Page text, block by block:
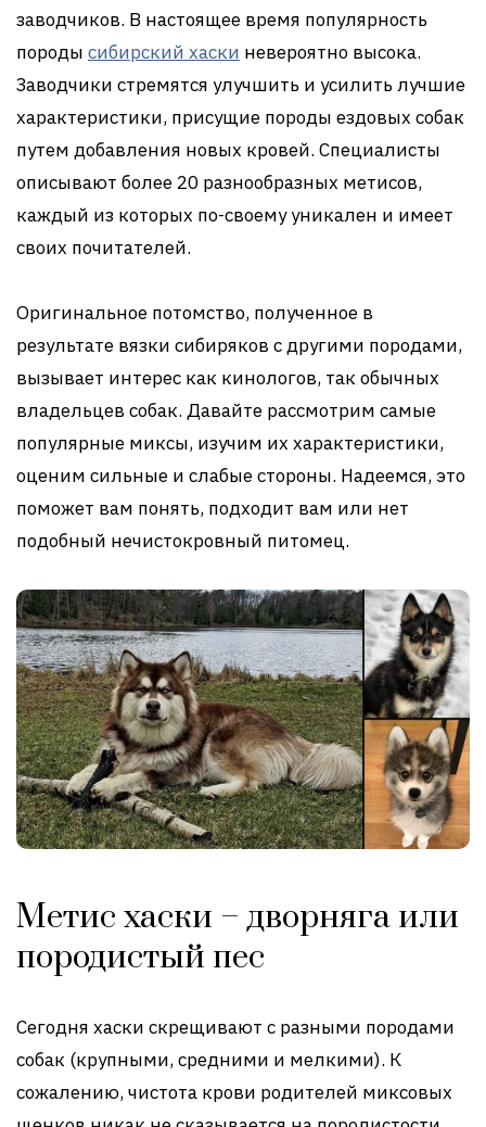
заводчиков. В настоящее время популярность
породы сибирский хаски невероятно высока.
Заводчики стремятся улучшить и усилить лучшие
характеристики, присущие породы ездовых собак
путем добавления новых кровей. Специалисты
описывают более 20 разнообразных метисов,
каждый из которых по-своему уникален и имеет
своих почитателей.
Оригинальное потомство, полученное в
результате вязки сибиряков с другими породами,
вызывает интерес как кинологов, так обычных
владельцев собак. Давайте рассмотрим самые
популярные миксы, изучим их характеристики,
оценим сильные и слабые стороны. Надеемся, это
поможет вам понять, подходит вам или нет
подобный нечистокровный питомец.
Метис хаски – дворняга или
породистый пес
Сегодня хаски скрещивают с разными породами
собак (крупными, средними и мелкими). К
сожалению, чистота крови родителей миксовых